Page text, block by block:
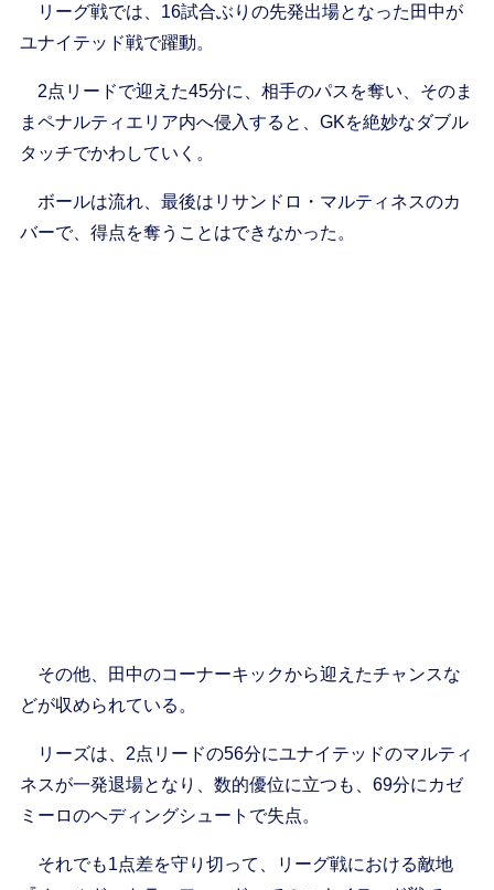
リーグ戦では、16試合ぶりの先発出場となった田中が
ユナイテッド戦で躍動。
2点リードで迎えた45分に、相手のパスを奪い、そのま
まペナルティエリア内へ侵入すると、GKを絶妙なダブル
タッチでかわしていく。
ボールは流れ、最後はリサンドロ・マルティネスのカ
バーで、得点を奪うことはできなかった。
その他、田中のコーナーキックから迎えたチャンスな
どが収められている。
リーズは、2点リードの56分にユナイテッドのマルティ
ネスが一発退場となり、数的優位に立つも、69分にカゼ
ミーロのヘディングシュートで失点。
それでも1点差を守り切って、リーグ戦における敵地